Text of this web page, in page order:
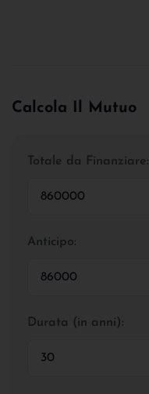
Calcola Il Mutuo
Totale da Finanziare:
Anticipo:
Durata (in anni):